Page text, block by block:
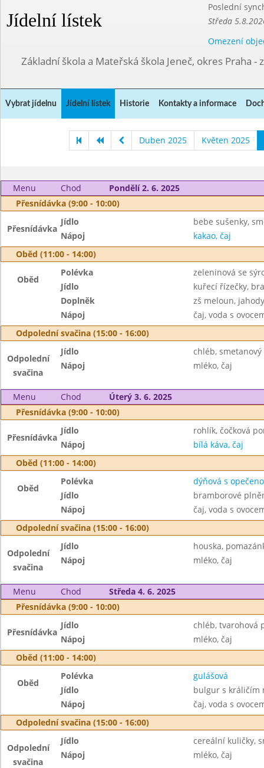
Jídelní lístek
Poslední
Středa
Omezení
Základní škola a Mateřská škola Jeneč, okres Praha -
Vybrat jídelnu Jídelní lístek Historie Kontakty a informace
Duben 2025 Květen 2025
Menu Chod
Pondělí 2. 6. 2025
Přesnídávka (9:00 - 10:00)
Přesnídávka
Jídlo
bebe sušenky,
Nápoj
kakao, čaj
Oběd (11:00 - 14:00)
Oběd
Polévka
zeleninová se
Jídlo
kuřecí řízečky,
Doplněk
zš meloun, jahody
Nápoj
čaj, voda s
Odpolední svačina (15:00 - 16:00)
Odpolední
svačina
Jídlo
chléb,
Nápoj
mléko, čaj
Menu Chod
Úterý 3. 6. 2025
Přesnídávka (9:00 - 10:00)
Přesnídávka
Jídlo
rohlík, čočková
Nápoj
bílá káva, čaj
Oběd (11:00 - 14:00)
Oběd
Polévka
dýňová s
Jídlo
bramborové
Nápoj
čaj, voda s
Odpolední svačina (15:00 - 16:00)
Odpolední
svačina
Jídlo
houska,
Nápoj
mléko, čaj
Menu Chod
Středa 4. 6. 2025
Přesnídávka (9:00 - 10:00)
Přesnídávka
Jídlo
chléb, tvarohová
Nápoj
mléko, čaj
Oběd (11:00 - 14:00)
Oběd
Polévka
gulášová
Jídlo
bulgur s králičím
Nápoj
čaj, voda s
Odpolední svačina (15:00 - 16:00)
Odpolední
svačina
Jídlo
cereální kuličky,
Nápoj
mléko, čaj